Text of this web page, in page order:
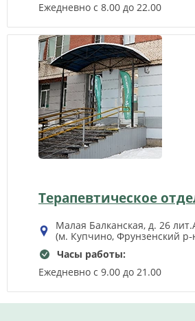
Ежедневно с 8.00 до 22.00
Терапевтическое
Малая Балканская, д. 26
(м. Купчино, Фрунзенский
Часы работы:
Ежедневно с 9.00 до 21.00